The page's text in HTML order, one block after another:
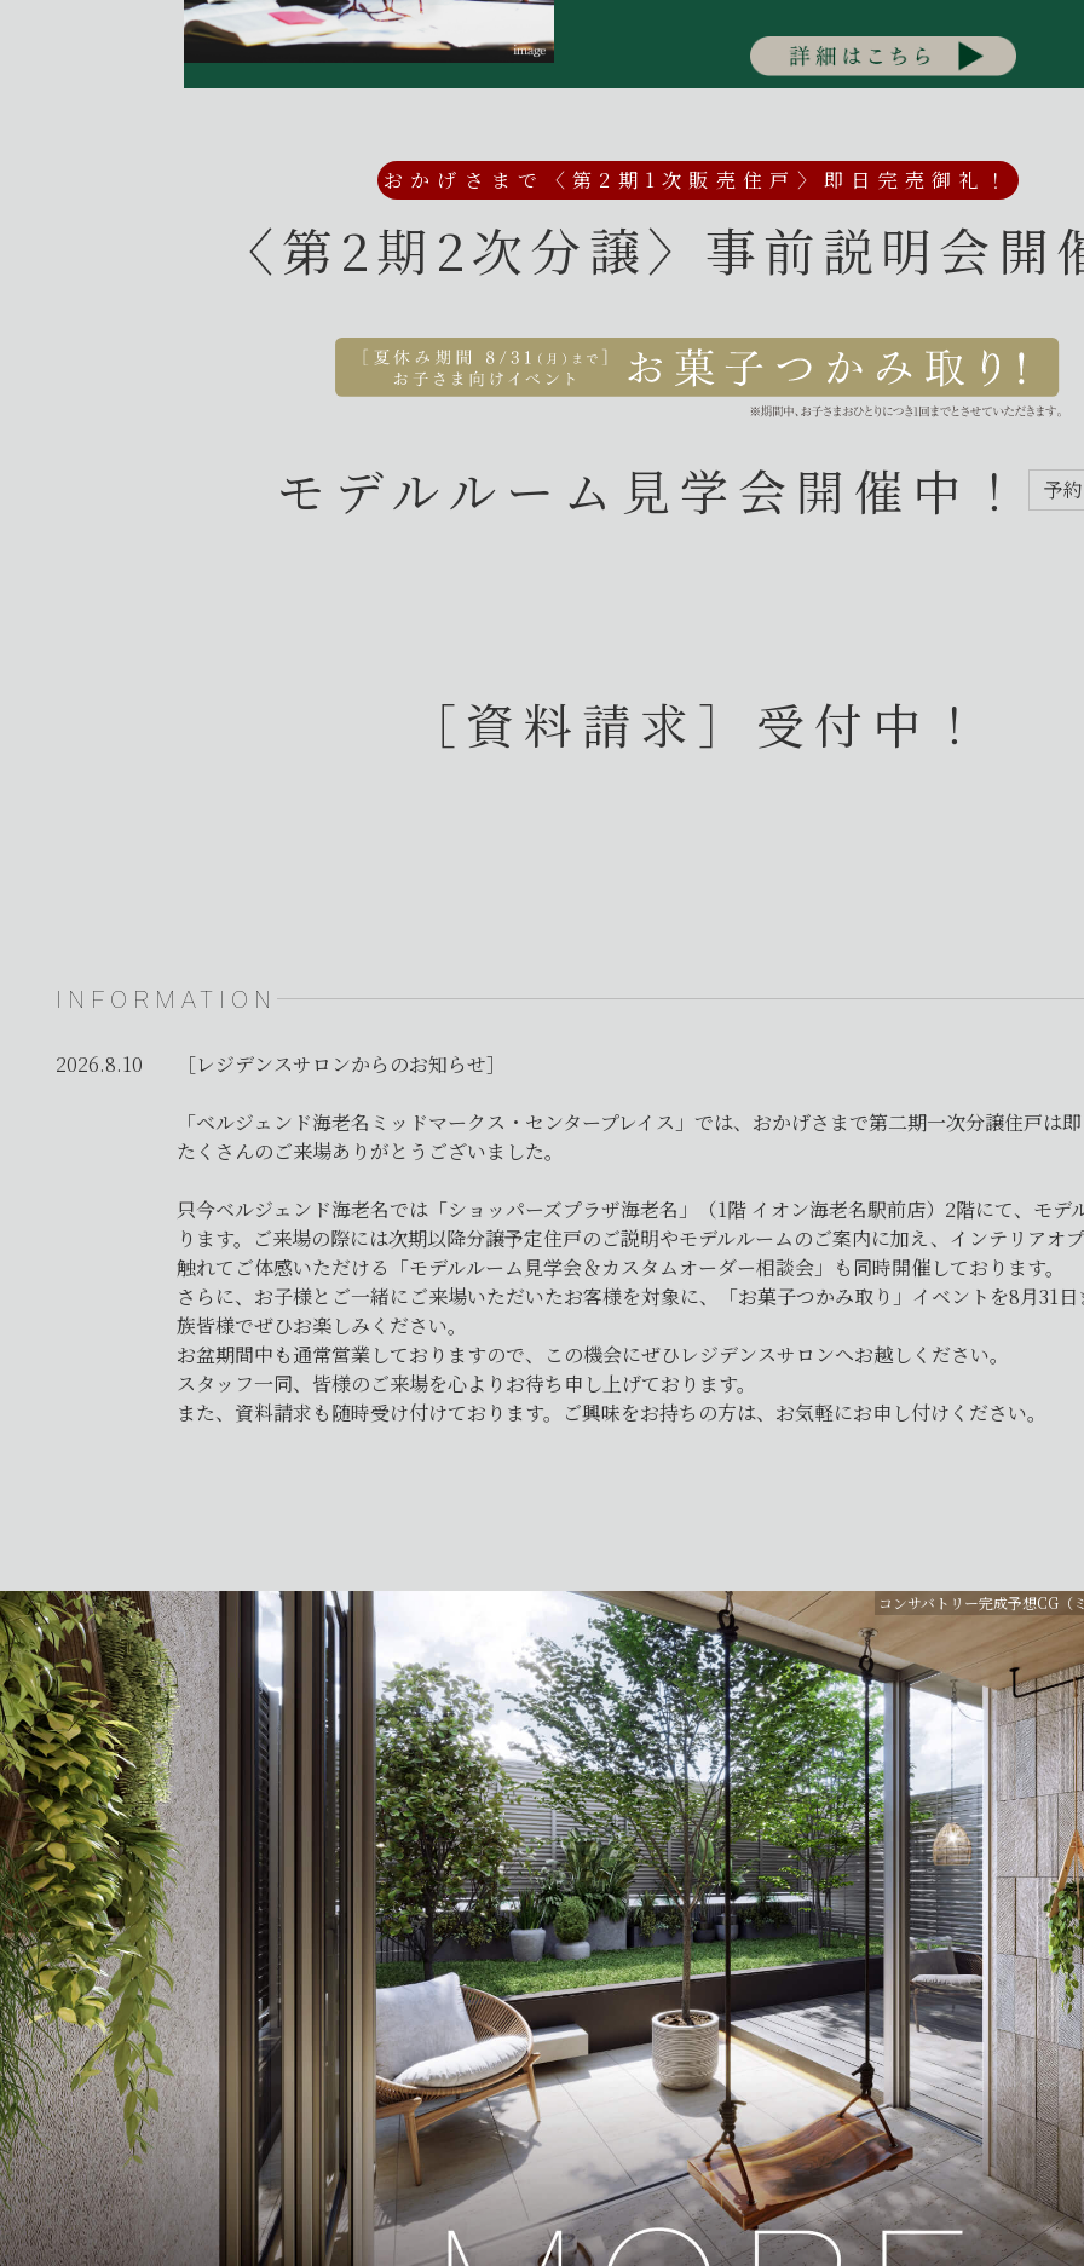
おかげさまで 〈第2期1次販売住戸〉即日完売御礼！
〈第2期2次分譲〉 事前説明会開
モデルルーム見学会開催中！ 予
［資料請求］受付中！
INFORMATION
2026.8.10 ［レジデンスサロンからのお知らせ］
「ベルジェンド海老名ミッドマークス・センタープレイス」では、おかげさまで第二期一次分譲住戸は
たくさんのご来場ありがとうございました。
只今ベルジェンド海老名では「ショッパーズプラザ海老名」（1階 イオン海老名駅前店）2階にて、モデ
ります。ご来場の際には次期以降分譲予定住戸のご説明やモデルルームのご案内に加え、インテリアオ
触れてご体感いただける「モデルルーム見学会＆カスタムオーダー相談会」も同時開催しております。
さらに、お子様とご一緒にご来場いただいたお客様を対象に、「お菓子つかみ取り」イベントを8月31
族皆様でぜひお楽しみください。
お盆期間中も通常営業しておりますので、この機会にぜひレジデンスサロンへお越しください。
スタッフ一同、皆様のご来場を心よりお待ち申し上げております。
また、資料請求も随時受け付けております。ご興味をお持ちの方は、お気軽にお申し付けください。
コンサバトリー完成予想CG